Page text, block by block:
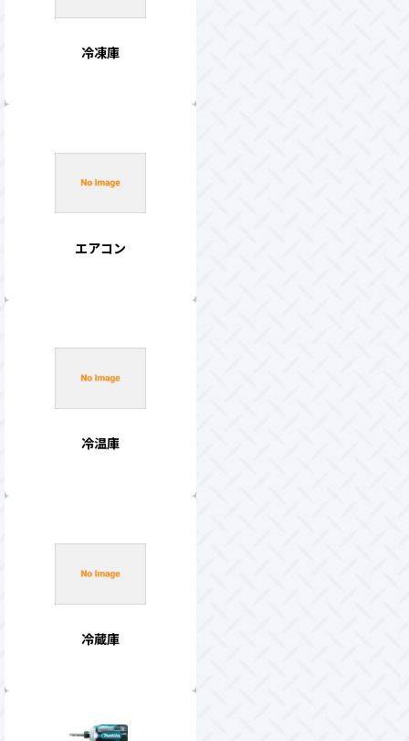
冷凍庫
エアコン
冷温庫
冷蔵庫